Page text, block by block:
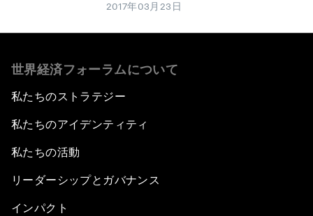
2017年03月23日
世界経済フォーラムについて
私たちのストラテジー
私たちのアイデンティティ
私たちの活動
リーダーシップとガバナンス
インパクト